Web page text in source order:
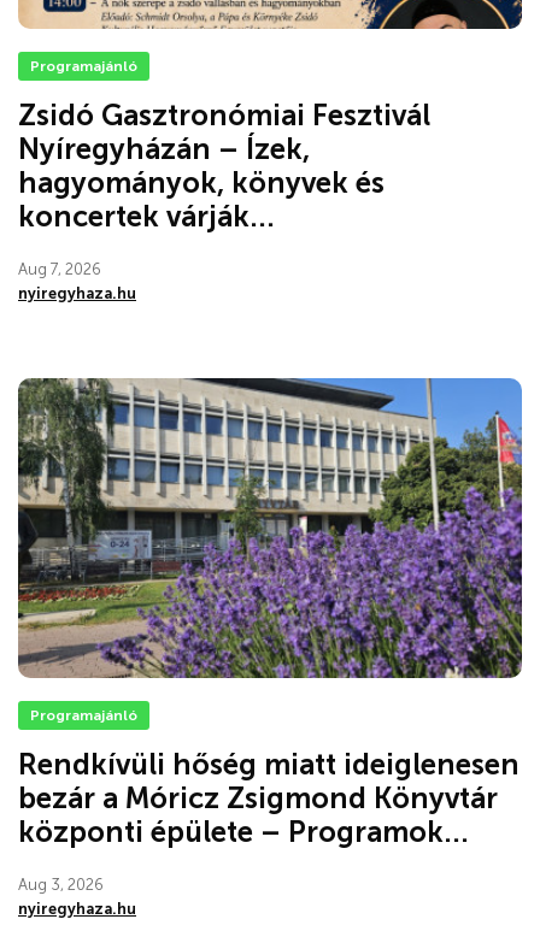
Programajánló
Zsidó Gasztronómiai Fesztivál
Nyíregyházán – Ízek,
hagyományok, könyvek és
koncertek várják...
Aug 7, 2026
nyiregyhaza.hu
Programajánló
Rendkívüli hőség miatt ideiglenesen
bezár a Móricz Zsigmond Könyvtár
központi épülete – Programok...
Aug 3, 2026
nyiregyhaza.hu